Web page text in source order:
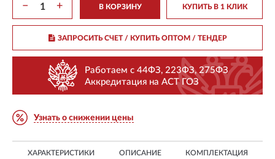
− + В КОРЗИНУ КУПИТЬ В 1 КЛИК
ЗАПРОСИТЬ СЧЕТ / КУПИТЬ ОПТОМ/ ТЕНДЕР
Работаем с 44ФЗ, 223ФЗ, 275ФЗ
Аккредитация на АСТ ГОЗ
Узнать о снижении цены
ХАРАКТЕРИСТИКИ ОПИСАНИЕ КОМПЛЕКТАЦИЯ